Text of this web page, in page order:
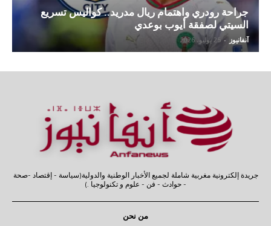
جراحة رودري واهتمام ريال مدريد.. كواليس تسريع
السيتي لصفقة أيوب بوعدي
آنفانيوز - 25 يوليو، 2026
جريدة إلكترونية مغربية شاملة لجميع الأخبار الوطنية والدولية(سياسة - إقتصاد -صحة
- حوادث - فن - علوم و تكنولوجيا .)
من نحن